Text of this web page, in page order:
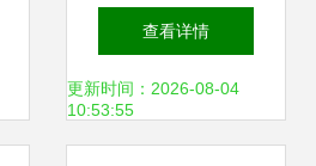
动 后浪产品的无售
后承诺与传输设备
查看详情
更新时间：2026-08-04
10:53:55